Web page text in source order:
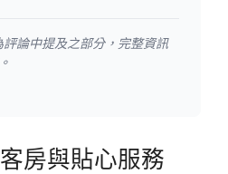
論中提及之部分，完整資訊
房與貼心服務